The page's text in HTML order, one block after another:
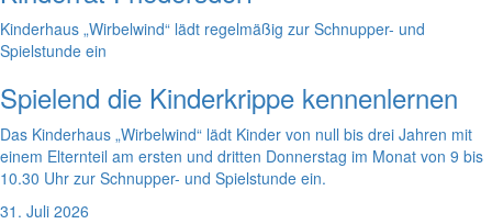
Kinderhaus „Wirbelwind“ lädt regelmäßig zur Schnupper- und
Spielstunde ein
Spielend die Kinderkrippe kennenlernen
Das Kinderhaus „Wirbelwind“ lädt Kinder von null bis drei Jahren mit
einem Elternteil am ersten und dritten Donnerstag im Monat von 9 bis
10.30 Uhr zur Schnupper- und Spielstunde ein.
31. Juli 2026